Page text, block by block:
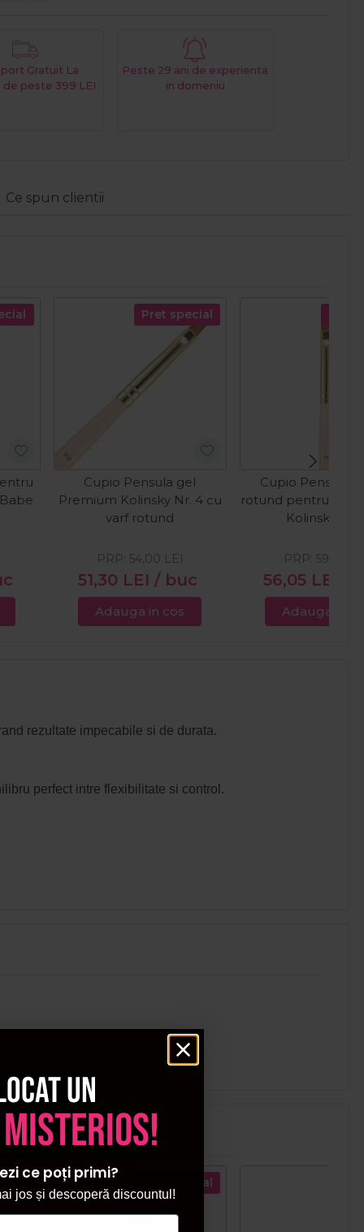
Gratuit La
de peste 399 LEI
Peste 29 ani de experienta
in domeniu
Ce spun clientii
Pret special
Cupio Pensula gel
Premium Kolinsky Nr. 4 cu
varf rotund
51,30 LEI / buc
PRP: 54,00 LEI
Adauga in cos
Cupio Pensula
rotund pentru gel
Kolinsky Nr.
56,05 LEI
PRP: 59,00
Adauga in
rezultate impecabile si de durata.
perfect intre flexibilitate si control.
Pret special
un
ce poți primi?
jos și descoperă discountul!